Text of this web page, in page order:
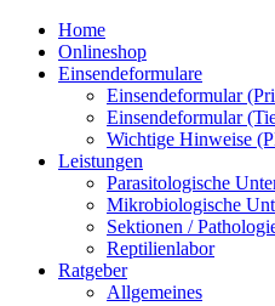
Home
Onlineshop
Einsendeformulare
Einsendeformular
Einsendeformular
Wichtige Hinweise
Leistungen
Parasitologische
Mikrobiologische
Sektionen /
Reptilienlabor
Ratgeber
Allgemeines